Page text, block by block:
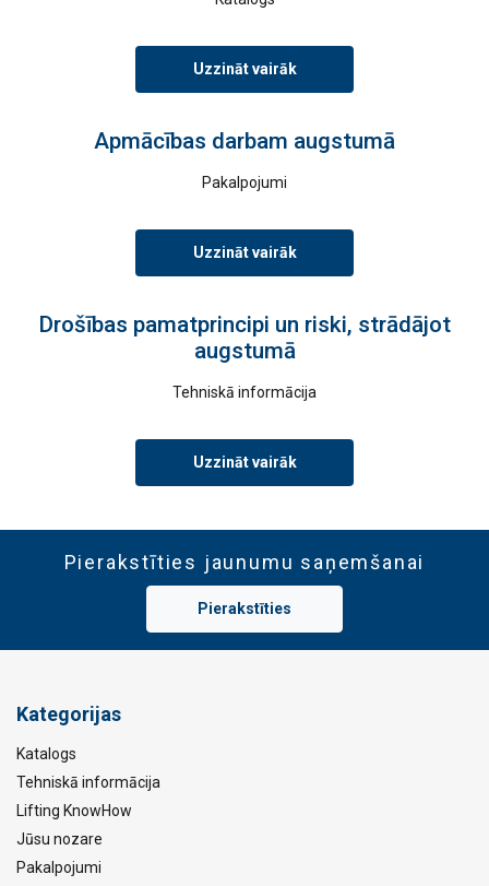
Uzzināt vairāk
Apmācības darbam augstumā
Pakalpojumi
Uzzināt vairāk
Drošības pamatprincipi un riski, strādājot
augstumā
Tehniskā informācija
Uzzināt vairāk
Pierakstīties jaunumu saņemšanai
Pierakstīties
Kategorijas
Katalogs
Tehniskā informācija
Lifting KnowHow
Jūsu nozare
Pakalpojumi